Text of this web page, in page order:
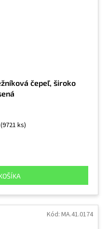
čepeľ, široko
(9721 ks)
Kód: MA.41.0174